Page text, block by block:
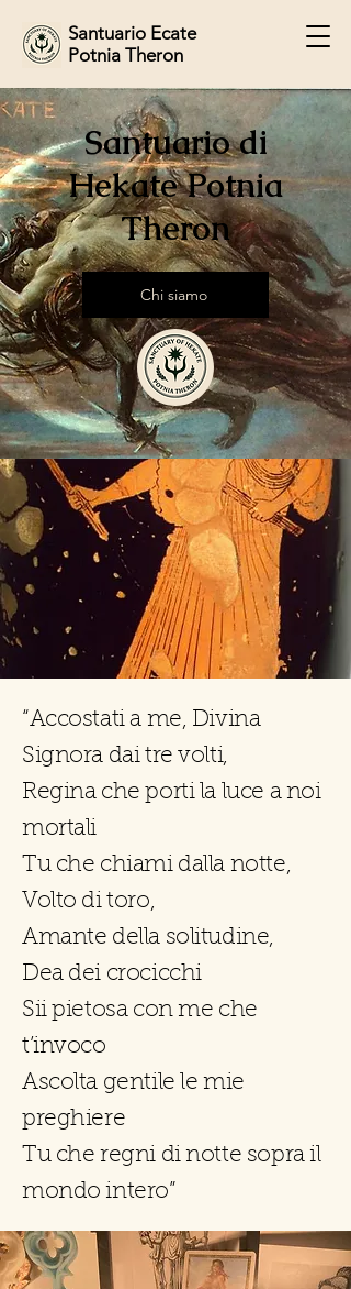
Santuario Ecate
Potnia Theron
Santuario di
Hekate Potnia
Theron
Chi siamo
“Accostati a me, Divina
Signora dai tre volti,
Regina che porti la luce a noi
mortali
Tu che chiami dalla notte,
Volto di toro,
Amante della solitudine,
Dea dei crocicchi
Sii pietosa con me che
t’invoco
Ascolta gentile le mie
preghiere
Tu che regni di notte sopra il
mondo intero”